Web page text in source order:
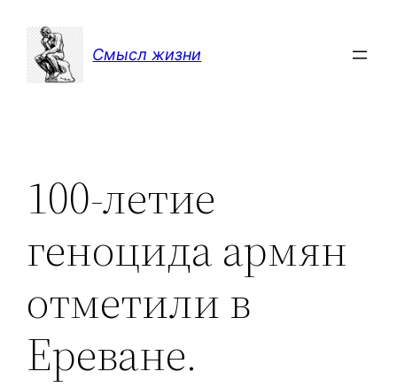
содержимому
Смысл жизни
100-летие
геноцида армян
отметили в
Ереване.